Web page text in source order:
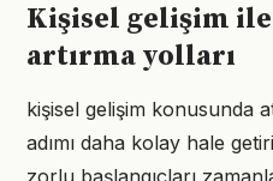
Kişisel gelişim
artırma yolları
kişisel gelişim konusunda
adımı daha kolay hale
zorlu başlangıçları